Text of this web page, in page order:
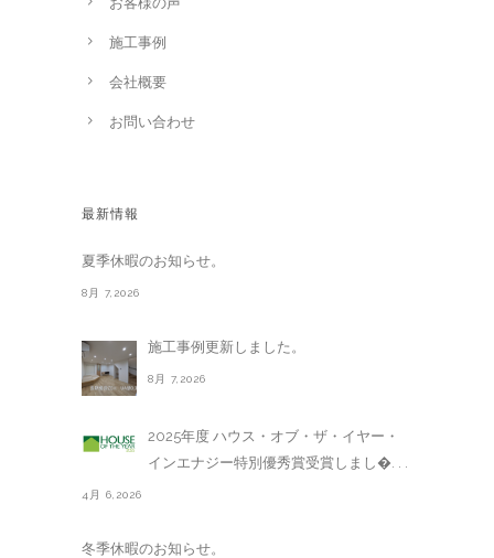
施工事例
会社概要
お問い合わせ
最新情報
夏季休暇のお知らせ。
8月 7,2026
施工事例更新しました。
8月 7,2026
2025年度 ハウス・オブ・ザ・イヤー・
インエナジー特別優秀賞受賞しまし�. . .
4月 6,2026
冬季休暇のお知らせ。